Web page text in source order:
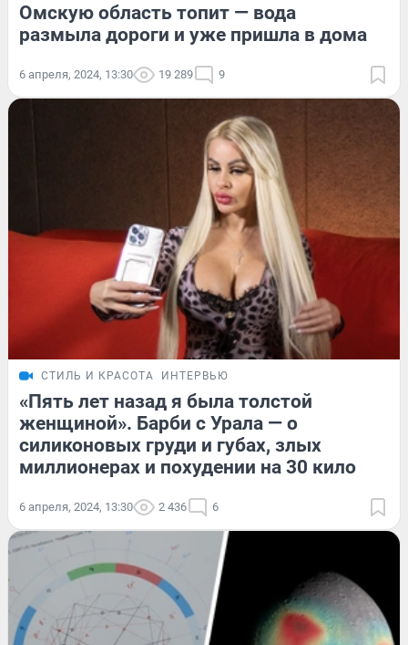
Омскую область топит — вода
размыла дороги и уже пришла в дома
6 апреля, 2024, 13:30 19 289 9
СТИЛЬ И КРАСОТА ИНТЕРВЬЮ
«Пять лет назад я была толстой
женщиной». Барби с Урала — о
силиконовых груди и губах, злых
миллионерах и похудении на 30 кило
6 апреля, 2024, 13:30 2 436 6